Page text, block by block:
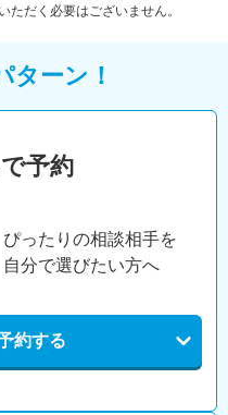
ただく必要はございません。
ターン！
予約
ぴったりの相談相手を
自分で選びたい方へ
約する